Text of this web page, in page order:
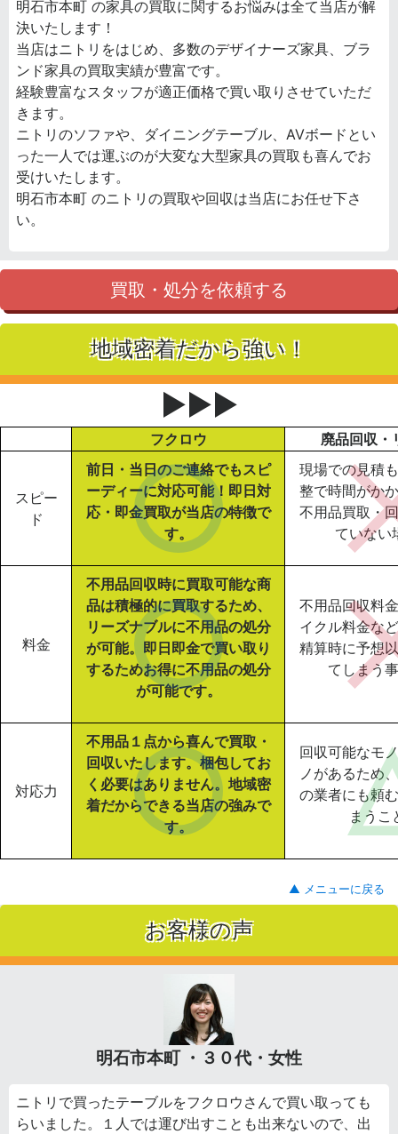
明石市本町 の家具の買取に関するお悩みは全て当店が解
決いたします！
当店はニトリをはじめ、多数のデザイナーズ家具、ブラ
ンド家具の買取実績が豊富です。
経験豊富なスタッフが適正価格で買い取りさせていただ
きます。
ニトリのソファや、ダイニングテーブル、AVボードとい
った一人では運ぶのが大変な大型家具の買取も喜んでお
受けいたします。
明石市本町 のニトリの買取や回収は当店にお任せ下さ
い。
買取・処分を依頼する
地域密着だから強い！
▶▶▶
フクロウ 廃品回収・
スピー
ド
前日・当日のご連絡でもスピ
ーディーに対応可能！即日対
応・即金買取が当店の特徴で
す。
現場での見積
整で時間がか
不用品買取・
ていない
料金
不用品回収時に買取可能な商
品は積極的に買取するため、
リーズナブルに不用品の処分
が可能。即日即金で買い取り
するためお得に不用品の処分
が可能です。
不用品回収料
イクル料金な
精算時に予想
てしまう
対応力
不用品１点から喜んで買取・
回収いたします。梱包してお
く必要はありません。地域密
着だからできる当店の強みで
す。
回収可能なモ
ノがあるため
の業者にも頼
まうこ
▲ メニューに戻る
お客様の声
明石市本町 ・３０代・女性
ニトリで買ったテーブルをフクロウさんで買い取っても
らいました。１人では運び出すことも出来ないので、出